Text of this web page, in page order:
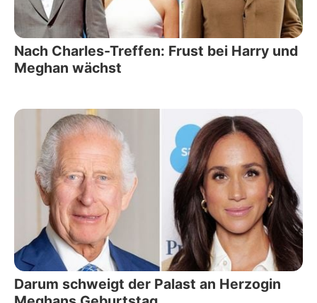
Nach Charles-Treffen: Frust bei Harry und
Meghan wächst
Darum schweigt der Palast an Herzogin